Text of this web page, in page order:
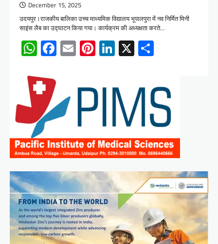
December 15, 2025
उदयपुर।राजकीय बालिका उच्च माध्यमिक विद्यालय भूपालपुरा में नव निर्मित मिनी
साइंस लैब का उद्घाटन किया गया। कार्यक्रम की अध्यक्षता करते…
WhatsApp
Facebook
EmailPinterest
LinkedIn
X